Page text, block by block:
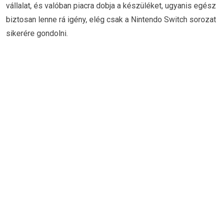
vállalat, és valóban piacra dobja a készüléket, ugyanis egész
biztosan lenne rá igény, elég csak a Nintendo Switch sorozat
sikerére gondolni.